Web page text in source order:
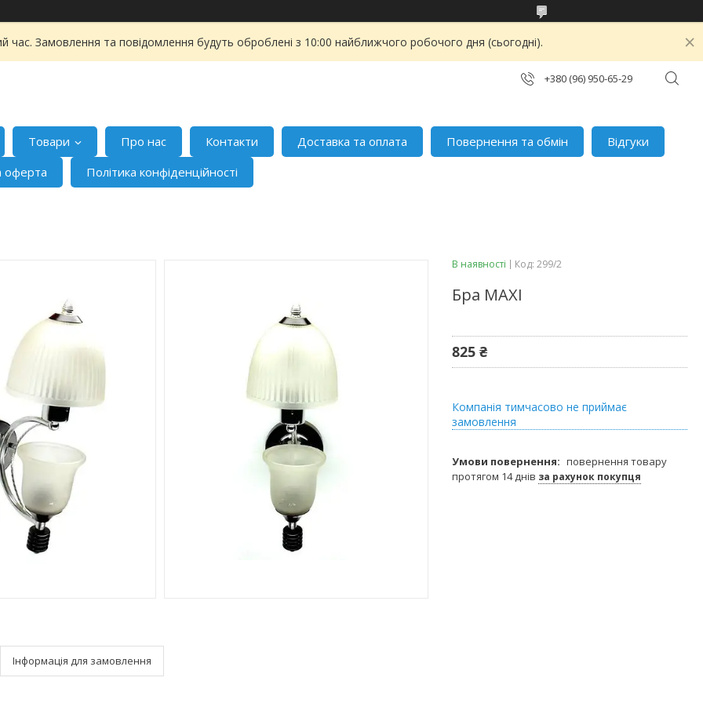
час. Замовлення та повідомлення будуть оброблені з 10:00 найближчого робочого дня (сьогодні).
+380 (96) 950-65-29
Товари Про нас Контакти Доставка та оплата Повернення та обмін
Відгуки
оферта
Політика конфіденційності
Інформація для замовлення
В наявності Код: 299/2
Бра MAXI
825 ₴
Компанія тимчасово не приймає
замовлення
повернення товару
протягом 14 днів за рахунок покупця